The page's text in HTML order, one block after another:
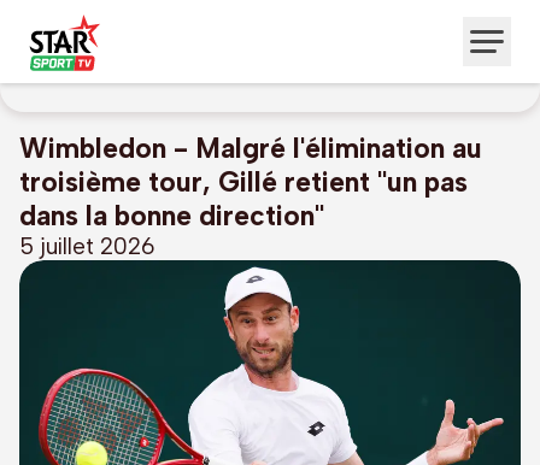
Wimbledon - Malgré l'élimination au
troisième tour, Gillé retient "un pas
dans la bonne direction"
5 juillet 2026